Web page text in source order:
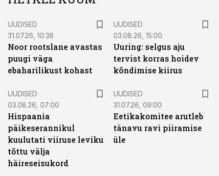
UUDISED
31.07.26, 10:38
Noor rootslane avastas
puugi väga
ebaharilikust kohast
UUDISED
03.08.26, 15:00
Uuring: selgus aju
tervist korras hoidev
kõndimise kiirus
UUDISED
03.08.26, 07:00
Hispaania
päikeserannikul
kuulutati viiruse leviku
tõttu välja
häireseisukord
UUDISED
31.07.26, 09:00
Eetikakomitee arutleb
tänavu ravi piiramise
üle